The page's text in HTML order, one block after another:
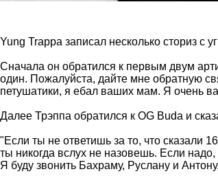
Yung Trappa записал несколько сториз с
Сначала он обратился к первым двум
один. Пожалуйста, дайте мне обратную
петушатики, я ебал ваших мам. Я очень
Далее Трэппа обратился к OG Buda и
"Если ты не ответишь за то, что сказали
ты никогда вслух не назовешь. Если
Я буду звонить Бахраму, Руслану и